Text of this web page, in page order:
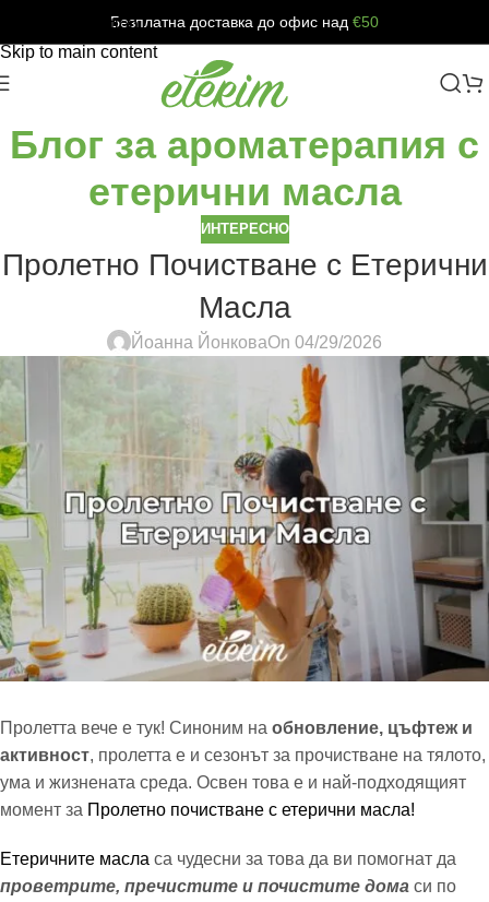
Skip to navigation
Skip to main content
Безплатна доставка до офис над €50
Блог за ароматерапия с
етерични масла
ИНТЕРЕСНО
Пролетно Почистване с Етерични
Масла
Йоанна ЙонковаOn 04/29/2026
Пролетта вече е тук! Синоним на обновление, цъфтеж и
активност, пролетта е и сезонът за прочистване на тялото,
ума и жизнената среда. Освен това е и най-подходящият
момент за Пролетно почистване с етерични масла!
Етеричните масла са чудесни за това да ви помогнат да
проветрите, пречистите и почистите дома си по